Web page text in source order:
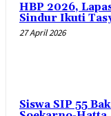
HBP 2026,
Sindur Ikuti
27 April 2026
Siswa SIP 55